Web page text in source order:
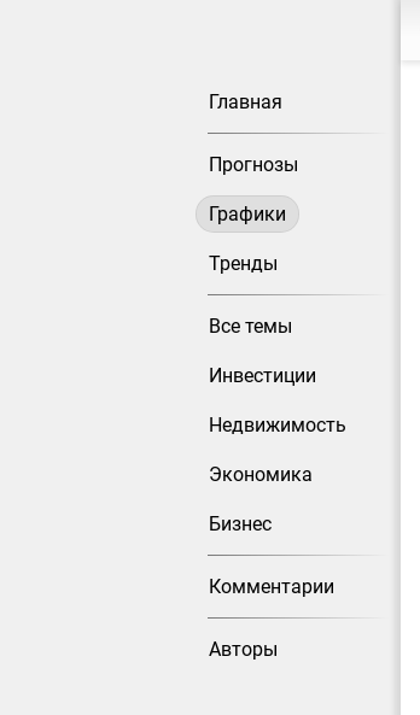
Главная
Прогнозы
Графики
Тренды
Все темы
Инвестиции
Недвижимость
Экономика
Бизнес
Комментарии
Авторы